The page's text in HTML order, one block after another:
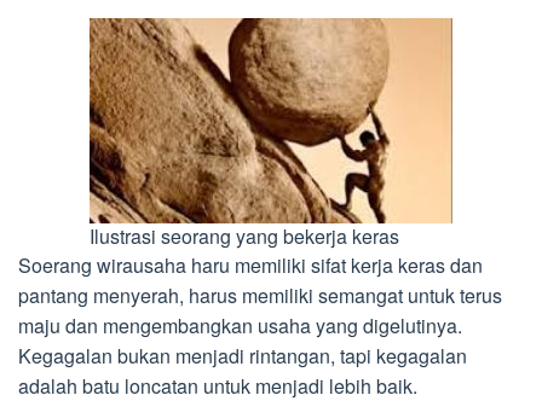
Ilustrasi seorang yang bekerja keras
Soerang wirausaha haru memiliki sifat kerja keras dan
pantang menyerah, harus memiliki semangat untuk terus
maju dan mengembangkan usaha yang digelutinya.
Kegagalan bukan menjadi rintangan, tapi kegagalan
adalah batu loncatan untuk menjadi lebih baik.